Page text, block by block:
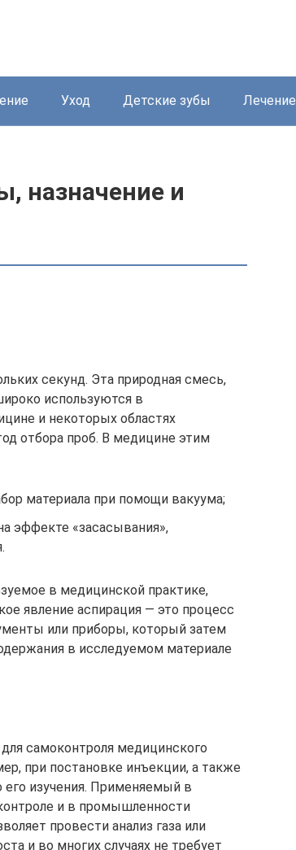
Уход Детские зубы Лечение
назначение и
секунд. Эта природная смесь,
используются в
и некоторых областях
отбора проб. В медицине этим
материала при помощи вакуума;
эффекте «засасывания»,
в медицинской практике,
явление аспирация — это процесс
или приборы, который затем
в исследуемом материале
самоконтроля медицинского
при постановке инъекции, а также
его изучения. Применяемый в
и в промышленности
провести анализ газа или
и во многих случаях не требует